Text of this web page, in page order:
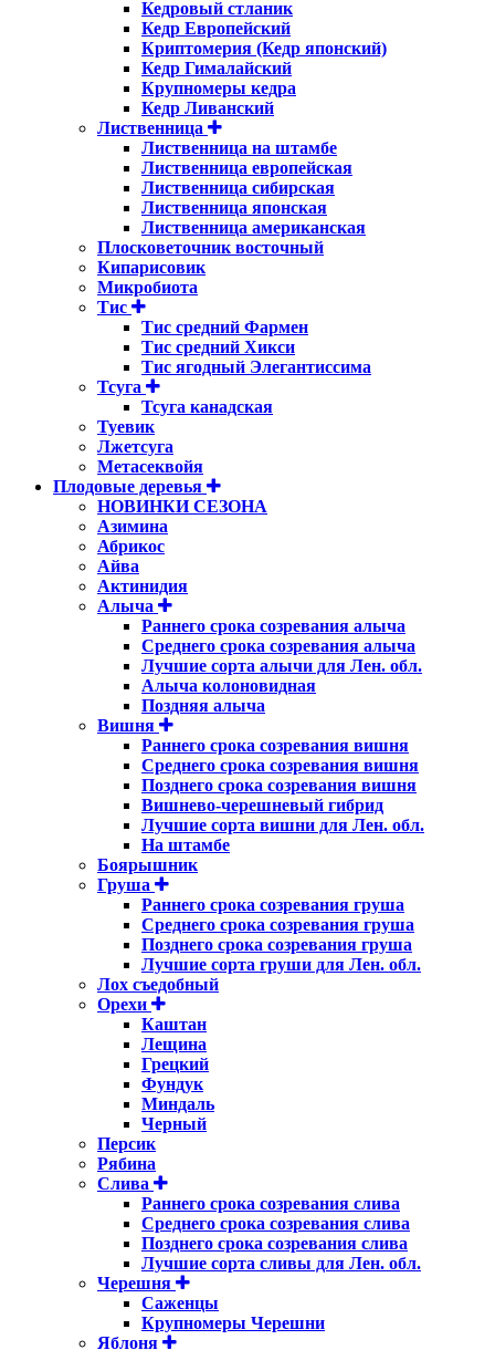
Кедровый стланик
Кедр Европейский
Криптомерия (Кедр японский)
Кедр Гималайский
Крупномеры кедра
Кедр Ливанский
Лиственница
Лиственница на штамбе
Лиственница европейская
Лиственница сибирская
Лиственница японская
Лиственница американская
Плосковеточник восточный
Кипарисовик
Микробиота
Тис
Тис средний Фармен
Тис средний Хикси
Тис ягодный Элегантиссима
Тсуга
Тсуга канадская
Туевик
Лжетсуга
Метасеквойя
Плодовые деревья
НОВИНКИ СЕЗОНА
Азимина
Абрикос
Айва
Актинидия
Алыча
Раннего срока созревания алыча
Среднего срока созревания алыча
Лучшие сорта алычи для Лен. обл.
Алыча колоновидная
Поздняя алыча
Вишня
Раннего срока созревания вишня
Среднего срока созревания вишня
Позднего срока созревания вишня
Вишнево-черешневый гибрид
Лучшие сорта вишни для Лен. обл.
На штамбе
Боярышник
Груша
Раннего срока созревания груша
Среднего срока созревания груша
Позднего срока созревания груша
Лучшие сорта груши для Лен. обл.
Лох съедобный
Орехи
Каштан
Лещина
Грецкий
Фундук
Миндаль
Черный
Персик
Рябина
Слива
Раннего срока созревания слива
Среднего срока созревания слива
Позднего срока созревания слива
Лучшие сорта сливы для Лен. обл.
Черешня
Саженцы
Крупномеры Черешни
Яблоня